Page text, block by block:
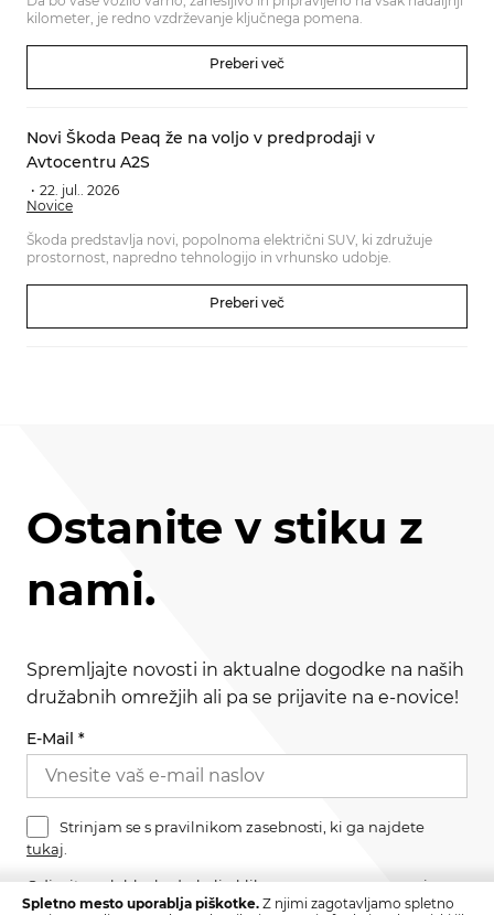
kilometer, je redno vzdrževanje ključnega pomena.
Preberi več
Novi Škoda Peaq že na voljo v predprodaji v
Avtocentru A2S
Novice
22. jul.. 2026
Škoda predstavlja novi, popolnoma električni SUV, ki združuje
prostornost, napredno tehnologijo in vrhunsko udobje.
Preberi več
Ostanite v stiku z
nami.
Spremljajte novosti in aktualne dogodke na naših
družabnih omrežjih ali pa se prijavite na e-novice!
E-Mail *
Strinjam se s pravilnikom zasebnosti, ki ga najdete
tukaj
Odjavite se lahko kadarkoli s klikom na povezavo v nogi
sporočila.
Spletno mesto uporablja piškotke. Z njimi zagotavljamo spletno